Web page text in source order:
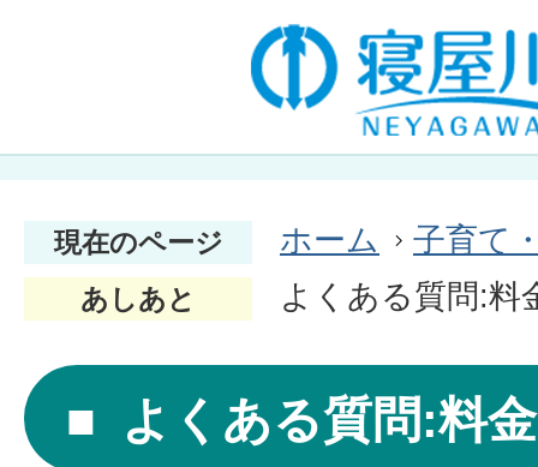
現在のページ ホーム 子育て
あしあと よくある質問:料
よくある質問:料金